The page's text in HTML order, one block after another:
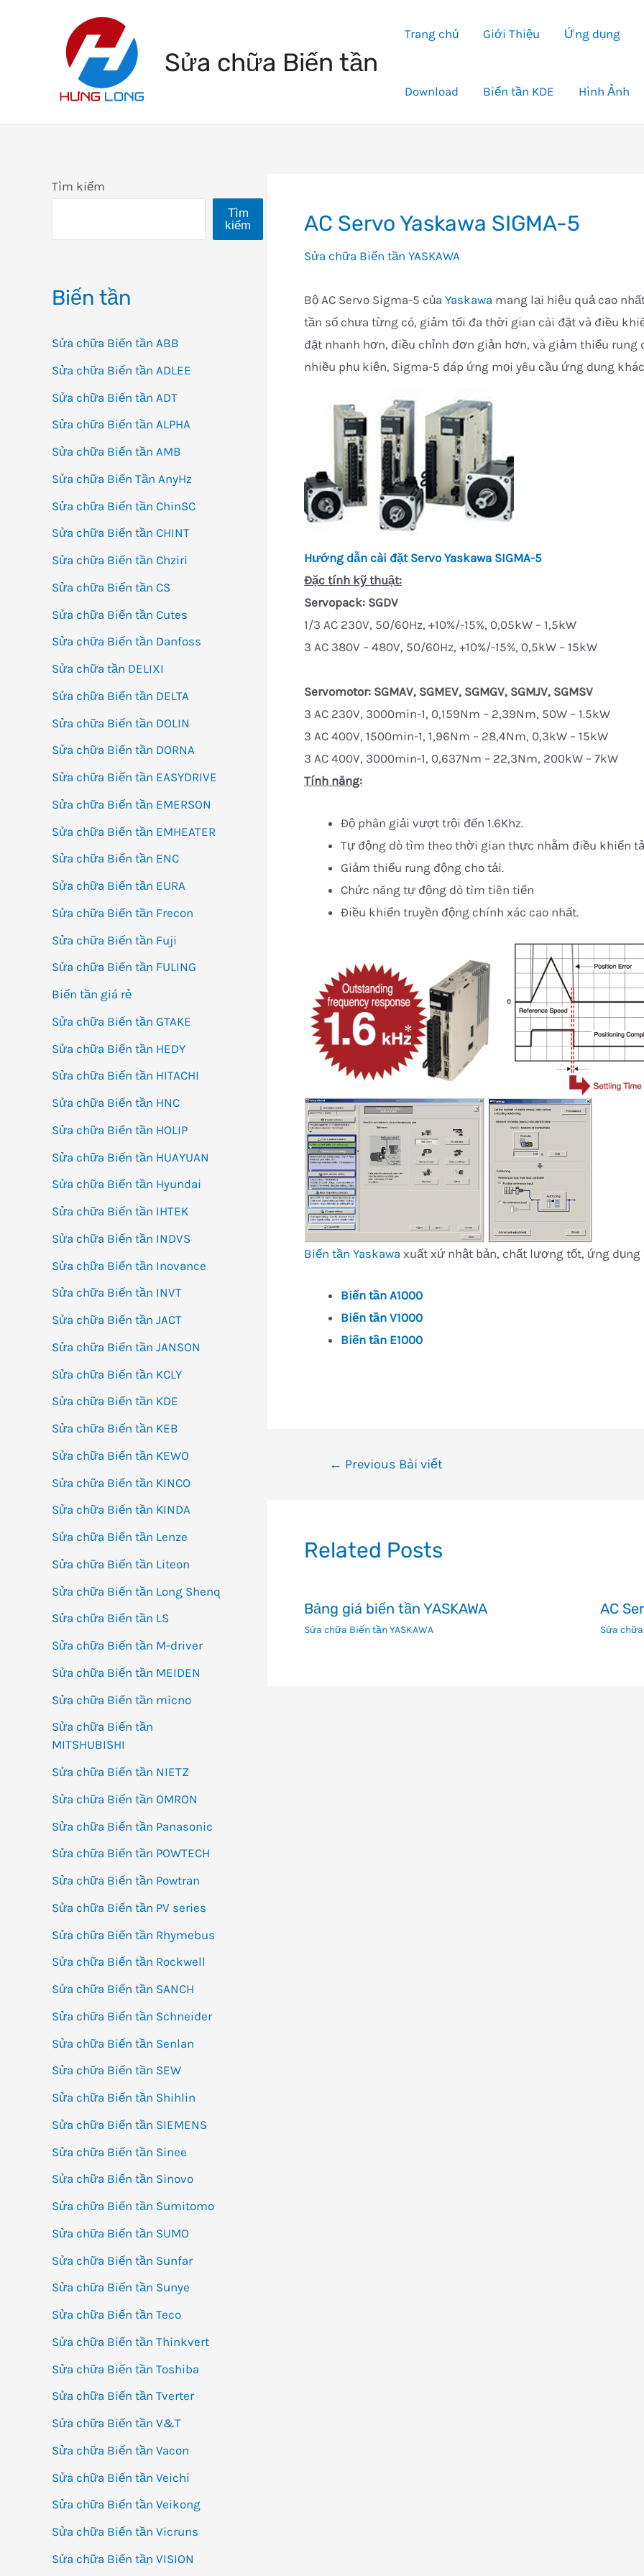
Sửa chữa Biến tần
Trang chủ Giới Thiệu Ứng dụng
Download Biến tần KDE Hình Ảnh
Tìm kiếm
Tìm
kiếm
Biến tần
Sửa chữa Biến tần ABB
Sửa chữa Biến tần ADLEE
Sửa chữa Biến tần ADT
Sửa chữa Biến tần ALPHA
Sửa chữa Biến tần AMB
Sửa chữa Biến Tần AnyHz
Sửa chữa Biến tần ChinSC
Sửa chữa Biến tần CHINT
Sửa chữa Biến tần Chziri
Sửa chữa Biến tần CS
Sửa chữa Biến tần Cutes
Sửa chữa Biến tần Danfoss
Sửa chữa tần DELIXI
Sửa chữa Biến tần DELTA
Sửa chữa Biến tần DOLIN
Sửa chữa Biến tần DORNA
Sửa chữa Biến tần EASYDRIVE
Sửa chữa Biến tần EMERSON
Sửa chữa Biến tần EMHEATER
Sửa chữa Biến tần ENC
Sửa chữa Biến tần EURA
Sửa chữa Biến tần Frecon
Sửa chữa Biến tần Fuji
Sửa chữa Biến tần FULING
Biến tần giá rẻ
Sửa chữa Biến tần GTAKE
Sửa chữa Biến tần HEDY
Sửa chữa Biến tần HITACHI
Sửa chữa Biến tần HNC
Sửa chữa Biến tần HOLIP
Sửa chữa Biến tần HUAYUAN
Sửa chữa Biến tần Hyundai
Sửa chữa Biến tần IHTEK
Sửa chữa Biến tần INDVS
Sửa chữa Biến tần Inovance
Sửa chữa Biến tần INVT
Sửa chữa Biến tần JACT
Sửa chữa Biến tần JANSON
Sửa chữa Biến tần KCLY
Sửa chữa Biến tần KDE
Sửa chữa Biến tần KEB
Sửa chữa Biến tần KEWO
Sửa chữa Biến tần KINCO
Sửa chữa Biến tần KINDA
Sửa chữa Biến tần Lenze
Sửa chữa Biến tần Liteon
Sửa chữa Biến tần Long Shenq
Sửa chữa Biến tần LS
Sửa chữa Biến tần M-driver
Sửa chữa Biến tần MEIDEN
Sửa chữa Biến tần micno
Sửa chữa Biến tần
MITSHUBISHI
Sửa chữa Biến tần NIETZ
Sửa chữa Biến tần OMRON
Sửa chữa Biến tần Panasonic
Sửa chữa Biến tần POWTECH
Sửa chữa Biến tần Powtran
Sửa chữa Biến tần PV series
Sửa chữa Biến tần Rhymebus
Sửa chữa Biến tần Rockwell
Sửa chữa Biến tần SANCH
Sửa chữa Biến tần Schneider
Sửa chữa Biến tần Senlan
Sửa chữa Biến tần SEW
Sửa chữa Biến tần Shihlin
Sửa chữa Biến tần SIEMENS
Sửa chữa Biến tần Sinee
Sửa chữa Biến tần Sinovo
Sửa chữa Biến tần Sumitomo
Sửa chữa Biến tần SUMO
Sửa chữa Biến tần Sunfar
Sửa chữa Biến tần Sunye
Sửa chữa Biến tần Teco
Sửa chữa Biến tần Thinkvert
Sửa chữa Biến tần Toshiba
Sửa chữa Biến tần Tverter
Sửa chữa Biến tần V&T
Sửa chữa Biến tần Vacon
Sửa chữa Biến tần Veichi
Sửa chữa Biến tần Veikong
Sửa chữa Biến tần Vicruns
Sửa chữa Biến tần VISION
AC Servo Yaskawa SIGMA-5
Sửa chữa Biến tần YASKAWA
Bộ AC Servo Sigma-5 của Yaskawa mang lại hiệu quả cao
tần số chưa từng có, giảm tối đa thời gian cài đặt và điều
đặt nhanh hơn, điều chỉnh đơn giản hơn, và giảm thiểu rung
nhiều phụ kiện, Sigma-5 đáp ứng mọi yêu cầu ứng dụng
Hướng dẫn cài đặt Servo Yaskawa SIGMA-5
Đặc tính kỹ thuật:
Servopack: SGDV
1/3 AC 230V, 50/60Hz, +10%/-15%, 0,05kW – 1,5kW
3 AC 380V – 480V, 50/60Hz, +10%/-15%, 0,5kW – 15kW
Servomotor: SGMAV, SGMEV, SGMGV, SGMJV, SGMSV
3 AC 230V, 3000min-1, 0,159Nm – 2,39Nm, 50W – 1.5kW
3 AC 400V, 1500min-1, 1,96Nm – 28,4Nm, 0,3kW – 15kW
3 AC 400V, 3000min-1, 0,637Nm – 22,3Nm, 200kW – 7kW
Tính năng:
Độ phân giải vượt trội đến 1.6Khz.
Tự động dò tìm theo thời gian thực nhằm điều khiển
Giảm thiểu rung động cho tải.
Chức năng tự động dò tìm tiên tiến
Điều khiển truyền động chính xác cao nhất.
Biến tần Yaskawa xuất xứ nhật bản, chất lượng tốt, ứng dụng
Biến tần A1000
Biến tần V1000
Biến tần E1000
Điều← Previous Bài viết
Related Posts
Bảng giá biến tần YASKAWA
Sửa chữa Biến tần YASKAWA
AC
Sửa